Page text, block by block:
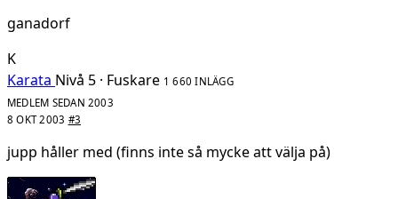
ganadorf
K
Karata Nivå 5 · Fuskare 1 660 INLÄGG
MEDLEM SEDAN 2003
8 OKT 2003 #3
jupp håller med (finns inte så mycke att välja på)